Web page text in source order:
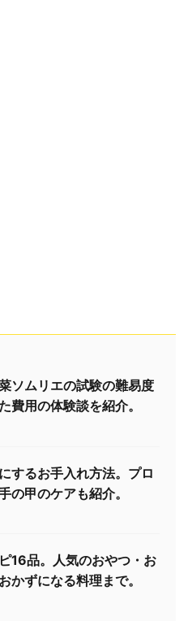
ソムリエの試験の難易度
費用の体験談を紹介。
するお手入れ方法。プロ
の甲のケアも紹介。
16品。人気のおやつ・お
かずになる料理まで。